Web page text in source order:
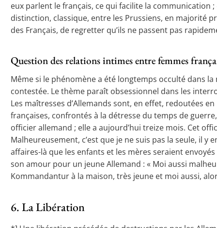
eux parlent le français, ce qui facilite la communication
distinction, classique, entre les Prussiens, en majorité
des Français, de regretter qu’ils ne passent pas
Question des relations intimes entre femmes
Même si le phénomène a été longtemps occulté dans
contestée. Le thème paraît obsessionnel dans les
Les maîtresses d’Allemands sont, en effet, redoutées
françaises, confrontés à la détresse du temps de
officier allemand ; elle a aujourd’hui treize mois. Cet
Malheureusement, c’est que je ne suis pas la seule, il
affaires-là que les enfants et les mères seraient
son amour pour un jeune Allemand : « Moi aussi
Kommandantur à la maison, très jeune et moi aussi,
6. La Libération